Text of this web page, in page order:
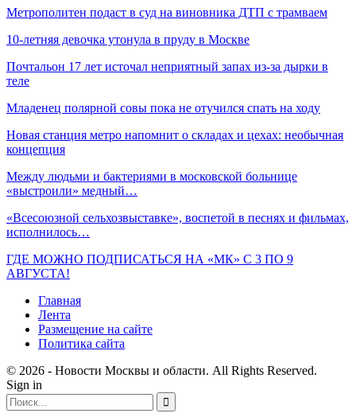
Метрополитен подаст в суд на виновника ДТП с трамваем
10-летняя девочка утонула в пруду в Москве
Почтальон 17 лет источал неприятный запах из-за дырки в
теле
Младенец полярной совы пока не отучился спать на ходу
Новая станция метро напомнит о складах и цехах: необычная
концепция
Между людьми и бактериями в московской больнице
«выстроили» медный…
«Всесоюзной сельхозвыставке», воспетой в песнях и фильмах,
исполнилось…
ГДЕ МОЖНО ПОДПИСАТЬСЯ НА «МК» С 3 ПО 9
АВГУСТА!
Главная
Лента
Размещение на сайте
Политика сайта
© 2026 - Новости Москвы и области. All Rights Reserved.
Sign in